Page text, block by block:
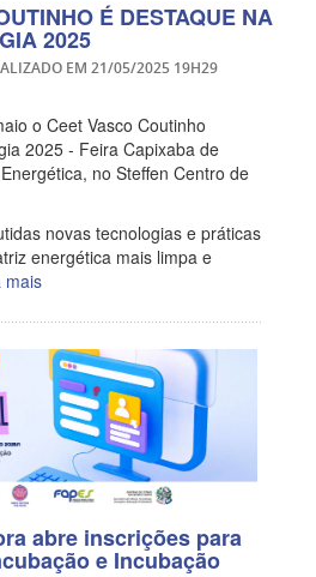
É DESTAQUE NA
2025
EM 21/05/2025 19H29
o Ceet Vasco Coutinho
2025 - Feira Capixaba de
no Steffen Centro de
novas tecnologias e práticas
energética mais limpa e
mais
abre inscrições para
e Incubação